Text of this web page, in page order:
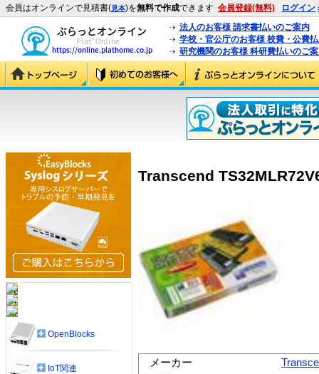
会員はオンラインで見積書(見本)を無料で作成できます 会員登録(無料) ログイン
法人のお客様 請求書払いのご案内
学校・官公庁のお客様 校費・公費
研究機関のお客様 科研費払いのご
Transcend
メーカー
OpenBlocks
IoT関連